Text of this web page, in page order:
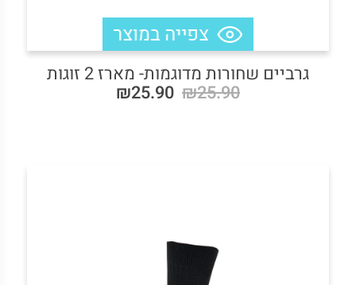
גרביים שחורות מדוגמות- מארז 2 זוגות
₪25.90
₪25.90